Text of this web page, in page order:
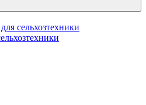
сельхозтехники